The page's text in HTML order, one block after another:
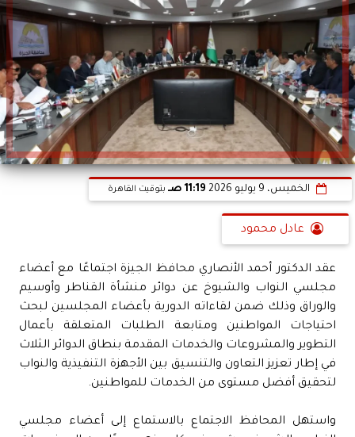
الخميس، 9 يوليو 2026 11:19 صـ بتوقيت القاهرة
عادل محمود
عقد الدكتور أحمد الأنصاري محافظ الجيزة اجتماعًا مع أعضاء
مجلسي النواب والشيوخ عن دوائر منشأة القناطر وأوسيم
والوراق وذلك ضمن لقاءاته الدورية بأعضاء المجلسين لبحث
احتياجات المواطنين ومتابعة الطلبات المتعلقة بأعمال
التطوير والمشروعات والخدمات المقدمة بنطاق الدوائر الثلاث
في إطار تعزيز التعاون والتنسيق بين الأجهزة التنفيذية والنواب
لتحقيق أفضل مستوى من الخدمات للمواطنين.
واستهل المحافظ الاجتماع بالاستماع إلى أعضاء مجلسي